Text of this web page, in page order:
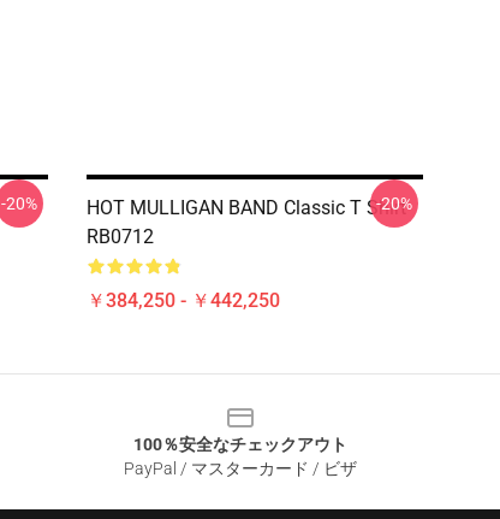
-20%
HOT MULLIGAN BAND Classic T Shirt
RB0712
￥384,250 - ￥442,250
-20%
100％安全なチェックアウト
PayPal / マスターカード / ビザ